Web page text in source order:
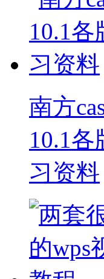
南方
10.1各
习资料